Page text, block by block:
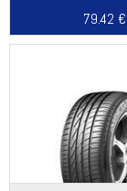
79.42 €